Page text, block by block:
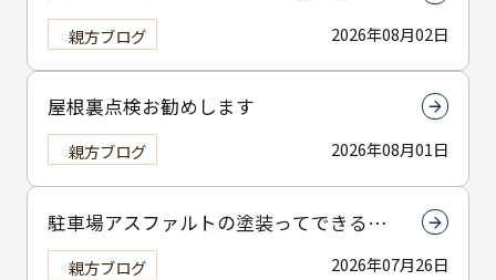
は下塗りです
2026年08月02日
親方ブログ
屋根裏点検お勧めします
2026年08月01日
親方ブログ
駐車場アスファルトの塗装ってできる
の？
2026年07月26日
親方ブログ